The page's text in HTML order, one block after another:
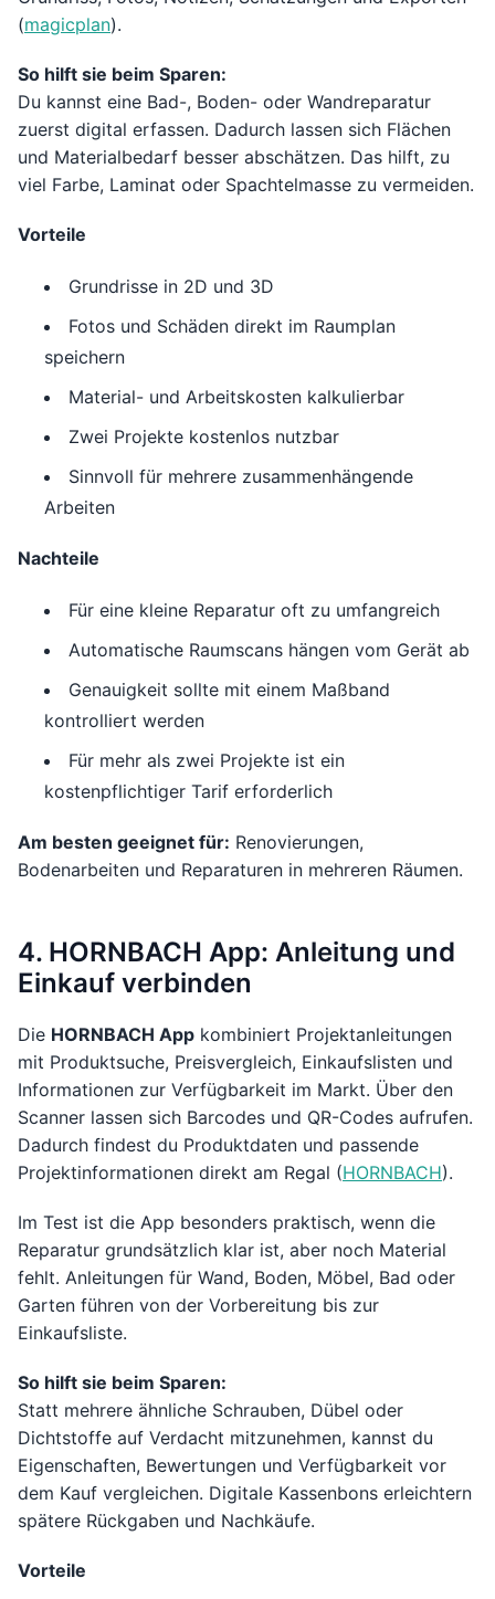
(magicplan).
So hilft sie beim Sparen:
Du kannst eine Bad-, Boden- oder Wandreparatur
zuerst digital erfassen. Dadurch lassen sich Flächen
und Materialbedarf besser abschätzen. Das hilft, zu
viel Farbe, Laminat oder Spachtelmasse zu vermeiden.
Vorteile
Grundrisse in 2D und 3D
Fotos und Schäden direkt im Raumplan
speichern
Material- und Arbeitskosten kalkulierbar
Zwei Projekte kostenlos nutzbar
Sinnvoll für mehrere zusammenhängende
Arbeiten
Nachteile
Für eine kleine Reparatur oft zu umfangreich
Automatische Raumscans hängen vom Gerät ab
Genauigkeit sollte mit einem Maßband
kontrolliert werden
Für mehr als zwei Projekte ist ein
kostenpflichtiger Tarif erforderlich
Am besten geeignet für: Renovierungen,
Bodenarbeiten und Reparaturen in mehreren Räumen.
4. HORNBACH App: Anleitung und
Einkauf verbinden
Die HORNBACH App kombiniert Projektanleitungen
mit Produktsuche, Preisvergleich, Einkaufslisten und
Informationen zur Verfügbarkeit im Markt. Über den
Scanner lassen sich Barcodes und QR-Codes aufrufen.
Dadurch findest du Produktdaten und passende
Projektinformationen direkt am Regal (HORNBACH).
Im Test ist die App besonders praktisch, wenn die
Reparatur grundsätzlich klar ist, aber noch Material
fehlt. Anleitungen für Wand, Boden, Möbel, Bad oder
Garten führen von der Vorbereitung bis zur
Einkaufsliste.
So hilft sie beim Sparen:
Statt mehrere ähnliche Schrauben, Dübel oder
Dichtstoffe auf Verdacht mitzunehmen, kannst du
Eigenschaften, Bewertungen und Verfügbarkeit vor
dem Kauf vergleichen. Digitale Kassenbons erleichtern
spätere Rückgaben und Nachkäufe.
Vorteile